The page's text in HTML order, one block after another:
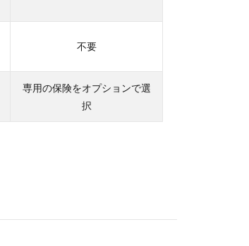
不要
専用の保険をオプションで選
択